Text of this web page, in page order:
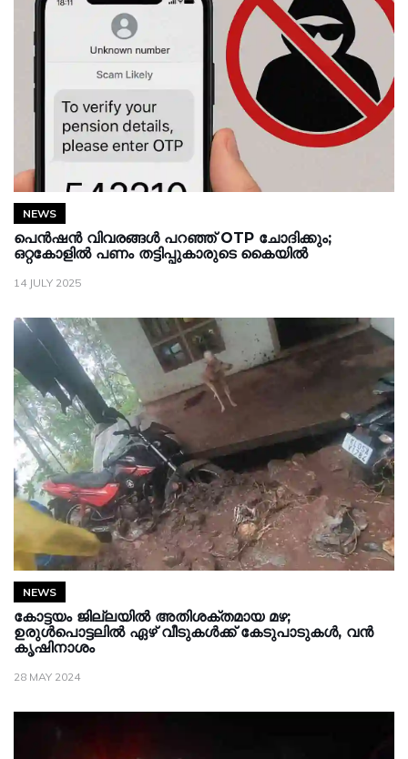
NEWS
പെൻഷൻ വിവരങ്ങൾ പറഞ്ഞ് OTP ചോദിക്കും;
ഒറ്റകോളിൽ പണം തട്ടിപ്പുകാരുടെ കൈയിൽ
14 JULY 2025
NEWS
കോട്ടയം ജില്ലയിൽ അതിശക്തമായ മഴ;
ഉരുൾപൊട്ടലിൽ ഏഴ് വീടുകൾക്ക് കേടുപാടുകൾ, വൻ
കൃഷിനാശം
28 MAY 2024